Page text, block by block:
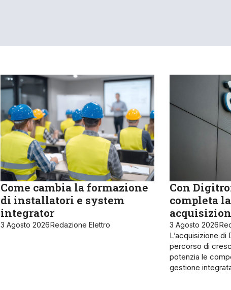
Come cambia la formazione
di installatori e system
integrator
3 Agosto 2026Redazione Elettro
Con
completa
3 Agosto 2026
L’acquisizione
percorso di
potenzia le
gestione